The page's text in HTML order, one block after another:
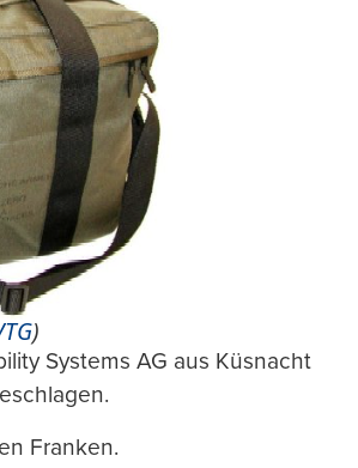
)
Systems AG aus Küsnacht
Franken.